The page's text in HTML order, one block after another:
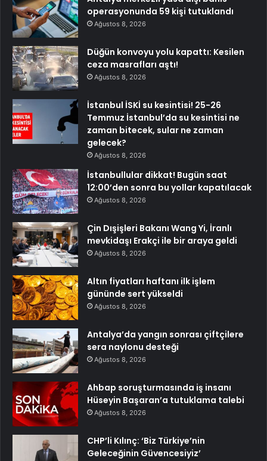
operasyonunda 59 kişi tutuklandı
Ağustos 8, 2026
Düğün konvoyu yolu kapattı: Kesilen
ceza masrafları aştı!
Ağustos 8, 2026
İstanbul İSKİ su kesintisi! 25-26
Temmuz İstanbul’da su kesintisi ne
zaman bitecek, sular ne zaman
gelecek?
Ağustos 8, 2026
İstanbullular dikkat! Bugün saat
12:00’den sonra bu yollar kapatılacak
Ağustos 8, 2026
Çin Dışişleri Bakanı Wang Yi, İranlı
mevkidaşı Erakçi ile bir araya geldi
Ağustos 8, 2026
Altın fiyatları haftanı ilk işlem
gününde sert yükseldi
Ağustos 8, 2026
Antalya’da yangın sonrası çiftçilere
sera naylonu desteği
Ağustos 8, 2026
Ahbap soruşturmasında iş insanı
Hüseyin Başaran’a tutuklama talebi
Ağustos 8, 2026
CHP’li Kılınç: ‘Biz Türkiye’nin
Geleceğinin Güvencesiyiz’